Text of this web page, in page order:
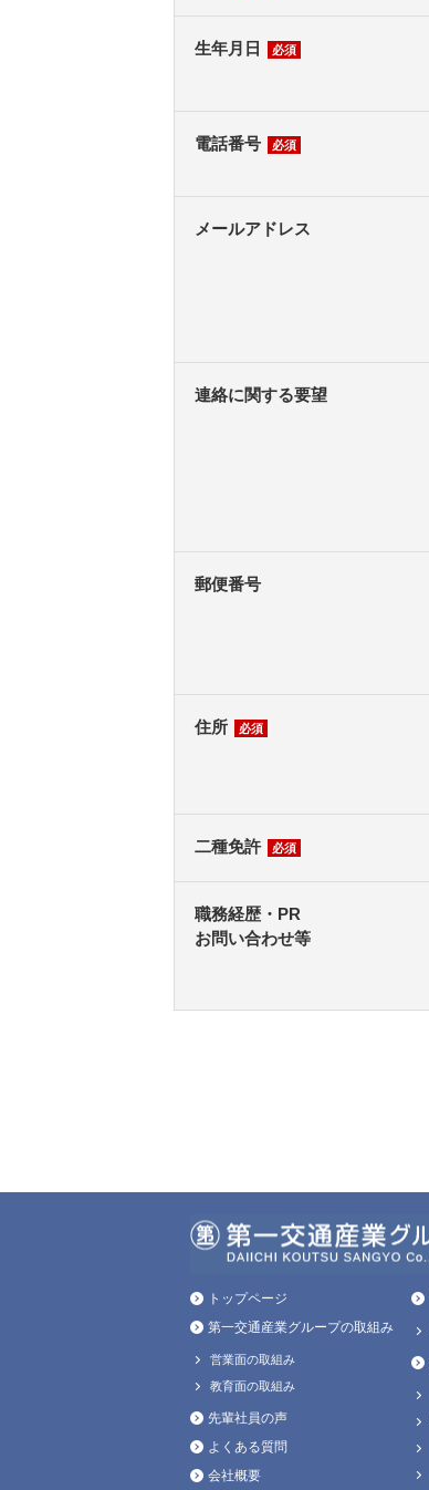
生年月日 必須
電話番号 必須
メールアドレス
連絡に関する要望
郵便番号
住所 必須
二種免許 必須
職務経歴・PR
お問い合わせ等
トップページ
第一交通産業グループの取組み
営業面の取組み
教育面の取組み
先輩社員の声
よくある質問
会社概要